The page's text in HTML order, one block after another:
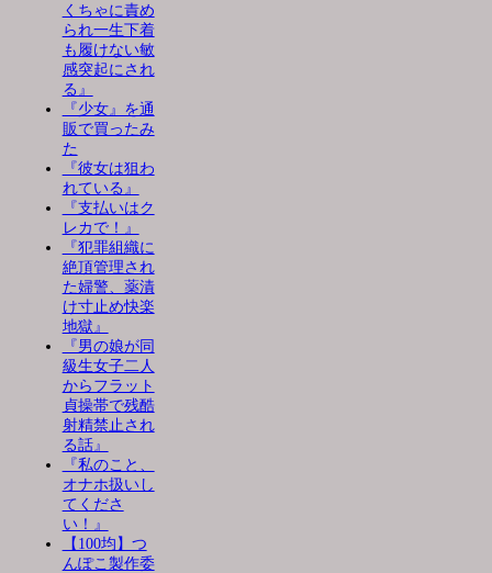
くちゃに責め
られ一生下着
も履けない敏
感突起にされ
る』
『少女』を通
販で買ったみ
た
『彼女は狙わ
れている』
『支払いはク
レカで！』
『犯罪組織に
絶頂管理され
た婦警、薬漬
け寸止め快楽
地獄』
『男の娘が同
級生女子二人
からフラット
貞操帯で残酷
射精禁止され
る話』
『私のこと、
オナホ扱いし
てくださ
い！』
【100均】つ
んぽこ製作委